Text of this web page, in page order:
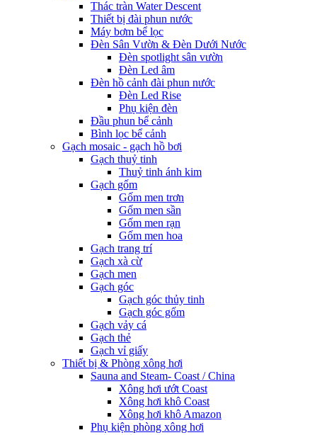
Thác tràn Water Descent
Thiết bị đài phun nước
Máy bơm bể lọc
Đèn Sân Vườn & Đèn Dưới Nước
Đèn spotlight sân vườn
Đèn Led âm
Đèn hồ cảnh đài phun nước
Đèn Led Rise
Phụ kiện đèn
Đầu phun bể cảnh
Bình lọc bể cảnh
Gạch mosaic - gạch hồ bơi
Gạch thuỷ tinh
Thuỷ tinh ánh kim
Gạch gốm
Gốm men trơn
Gốm men sần
Gốm men rạn
Gốm men hoa
Gạch trang trí
Gạch xà cừ
Gạch men
Gạch góc
Gạch góc thủy tinh
Gạch góc gốm
Gạch vảy cá
Gạch thẻ
Gạch vỉ giấy
Thiết bị & Phòng xông hơi
Sauna and Steam- Coast / China
Xông hơi ướt Coast
Xông hơi khô Coast
Xông hơi khô Amazon
Phụ kiện phòng xông hơi